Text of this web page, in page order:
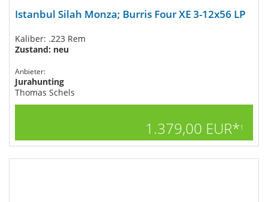
Istanbul Silah Monza; Burris Four XE 3-12x56 LP
Kaliber: .223 Rem
Zustand: neu
Anbieter:
Jurahunting
Thomas Schels
1.379,00 EUR*1